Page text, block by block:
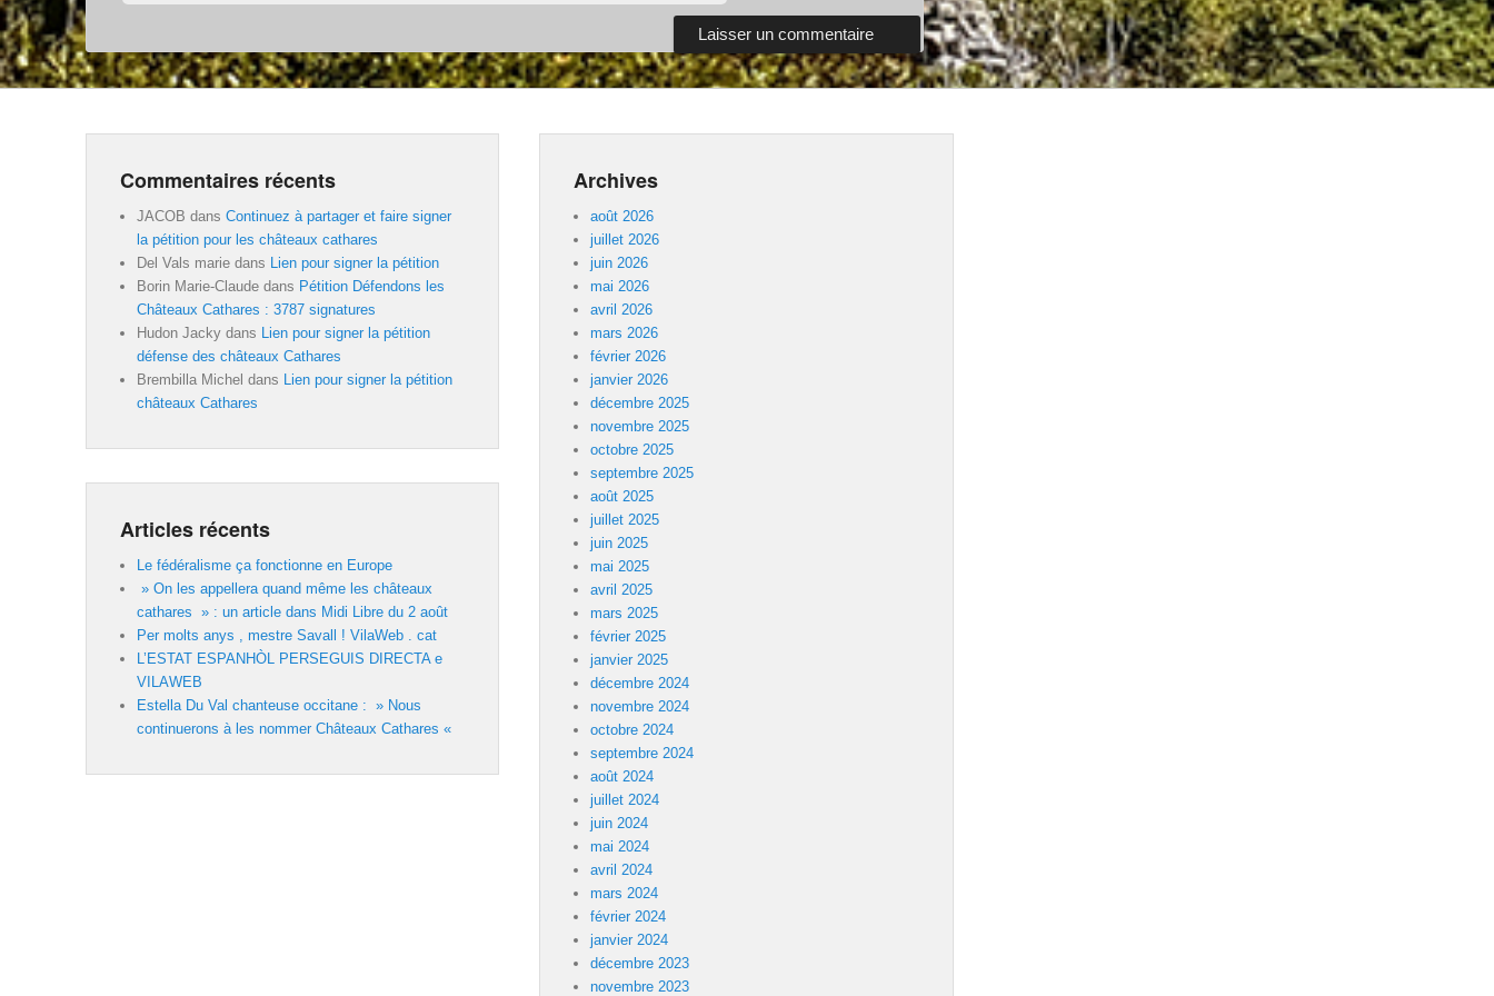
Commentaires récents
JACOB dans Continuez à partager et faire signer
la pétition pour les châteaux cathares
Del Vals marie dans
Lien pour signer la pétition
Borin Marie-Claude dans Pétition Défendons les
Châteaux Cathares : 3787 signatures
Hudon Jacky dans
Lien pour signer la pétition
défense des châteaux Cathares
Brembilla Michel dans
Lien pour signer la pétition
châteaux Cathares
Articles récents
Le fédéralisme ça fonctionne en Europe
» On les appellera quand même les châteaux
cathares » : un article dans Midi Libre du 2 août
Per molts anys , mestre Savall ! VilaWeb . cat
L’ESTAT ESPANHÒL PERSEGUIS DIRECTA e
VILAWEB
Estella Du Val chanteuse occitane : » Nous
continuerons à les nommer Châteaux Cathares «
Archives
août 2026
juillet 2026
juin 2026
mai 2026
avril 2026
mars 2026
février 2026
janvier 2026
décembre 2025
novembre 2025
octobre 2025
septembre 2025
août 2025
juillet 2025
juin 2025
mai 2025
avril 2025
mars 2025
février 2025
janvier 2025
décembre 2024
novembre 2024
octobre 2024
septembre 2024
août 2024
juillet 2024
juin 2024
mai 2024
avril 2024
mars 2024
février 2024
janvier 2024
décembre 2023
novembre 2023